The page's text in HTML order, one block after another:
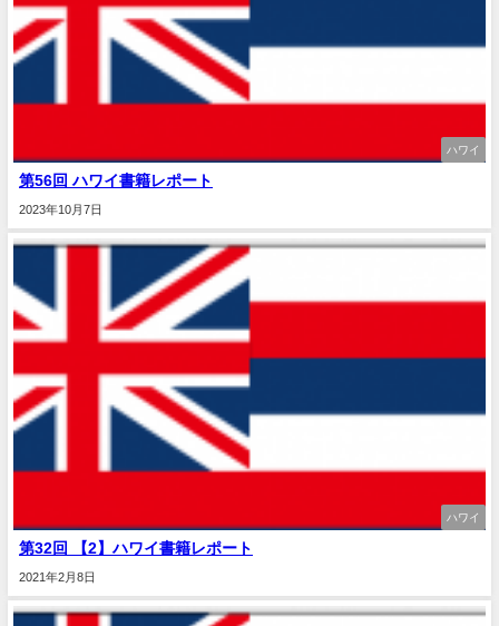
ハワイ
第56回 ハワイ書籍レポート
2023年10月7日
ハワイ
第32回 【2】ハワイ書籍レポート
2021年2月8日